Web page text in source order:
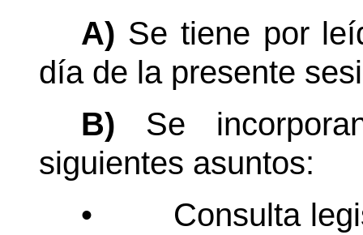
A) Se tiene por
día de la presente
B) Se
siguientes asuntos:
•
Consulta